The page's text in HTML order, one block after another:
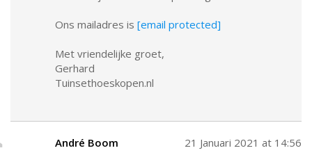
Ons mailadres is [email protected]
Met vriendelijke groet,
Gerhard
Tuinsethoeskopen.nl
André Boom
21 Januari 2021 at 14:56